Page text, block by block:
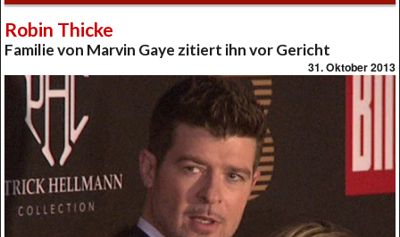
Robin Thicke
Familie von Marvin Gaye zitiert ihn vor Gericht
31. Oktober 2013